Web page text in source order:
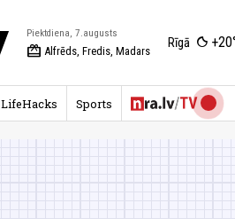
Piektdiena, 7.augusts
redeem Alfrēds, Fredis, Madars
Rīgā
LifeHacks Sports